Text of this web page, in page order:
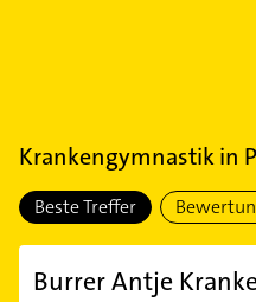
Krankengymnastikin
Beste Treffer
Burrer Antje